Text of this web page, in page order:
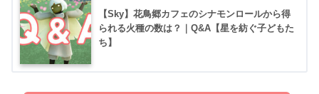
【Sky】花鳥郷カフェのシナモンロールから得
られる火種の数は？｜Q&A【星を紡ぐ子どもた
ち】